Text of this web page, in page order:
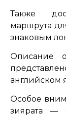
Также
маршрута
знаковым
Описание
английском
Особое
зиярата —